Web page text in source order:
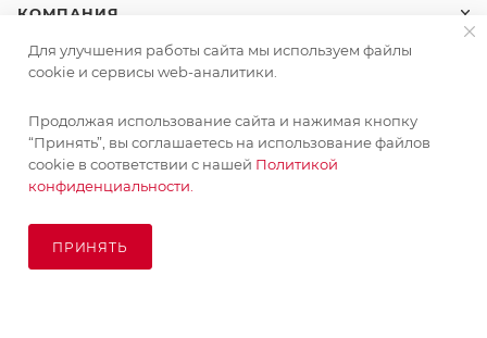
КОМПАНИЯ
ИНФОРМАЦИЯ
ПОМОЩЬ
ПОДПИСАТЬСЯ НА РАССЫЛКУ
Для улучшения работы сайта мы используем файлы
cookie и сервисы web-аналитики.
Продолжая использование сайта и нажимая кнопку
“Принять”, вы соглашаетесь на использование файлов
cookie в соответствии с нашей Политикой
конфиденциальности.
ПРИНЯТЬ